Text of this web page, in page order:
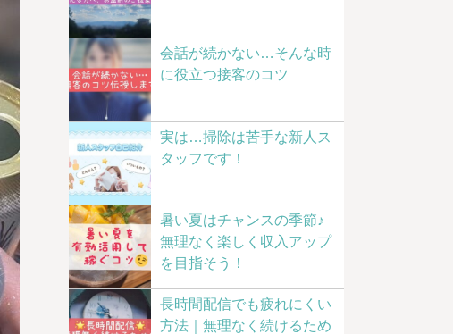
会話が続かない…そんな時
に役立つ接客のコツ
実は…掃除は苦手な新人ス
タッフです！
暑い夏はチャンスの季節♪
無理なく楽しく収入アップ
を目指そう！
長時間配信でも疲れにくい
方法｜無理なく続けるため